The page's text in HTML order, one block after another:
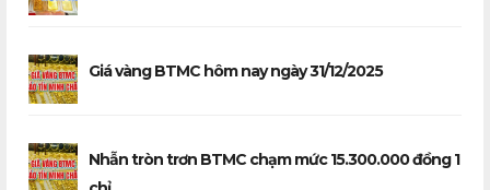
Giá vàng BTMC hôm nay ngày 31/12/2025
Nhẫn tròn trơn BTMC chạm mức 15.300.000 đồng 1